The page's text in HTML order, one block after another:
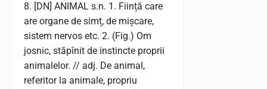
8. [DN] ANIMAL s.n. 1. Ființă care
are organe de simț, de mișcare,
sistem nervos etc. 2. (Fig.) Om
josnic, stăpînit de instincte proprii
animalelor. // adj. De animal,
referitor la animale, propriu